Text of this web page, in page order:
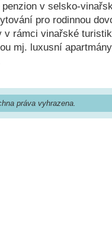
v selsko-
pro rodinnou
v rámci vinařské
mj. luxusní
práva vyhrazena.